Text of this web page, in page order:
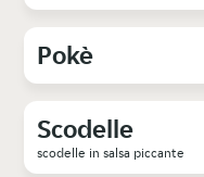
Pokè
Scodelle
scodelle in salsa piccante